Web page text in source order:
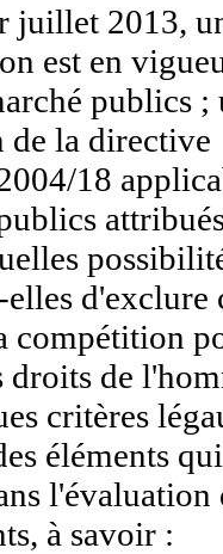
juillet 2013,
est en
publics ;
de la directive
18
d'exclure
compétition
de
critères
éléments
à savoir :